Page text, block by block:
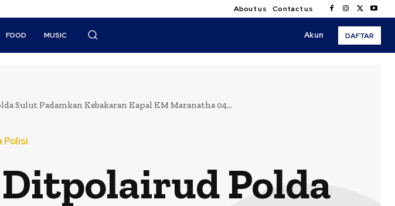
About us Contact us
FOOD MUSIC Akun DAFTAR
Sulut Padamkan Kebakaran Kapal KM Maranatha 04...
Polisi
Polda